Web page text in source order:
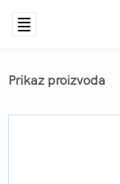
Prikaz proizvoda